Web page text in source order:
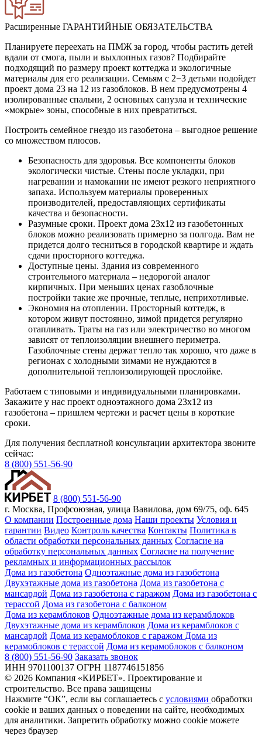
Расширенные ГАРАНТИЙНЫЕ ОБЯЗАТЕЛЬСТВА
Планируете переехать на ПМЖ за город, чтобы растить детей
вдали от смога, пыли и выхлопных газов? Подбирайте
подходящий по размеру проект коттеджа и экологичные
материалы для его реализации. Семьям с 2−3 детьми подойдет
проект дома 23 на 12 из газоблоков. В нем предусмотрены 4
изолированные спальни, 2 основных санузла и технические
«мокрые» зоны, способные в них превратиться.
Построить семейное гнездо из газобетона – выгодное решение
со множеством плюсов.
Безопасность для здоровья. Все компоненты блоков
экологически чистые. Стены после укладки, при
нагревании и намокании не имеют резкого неприятного
запаха. Используем материалы проверенных
производителей, предоставляющих сертификаты
качества и безопасности.
Разумные сроки. Проект дома 23х12 из газобетонных
блоков можно реализовать примерно за полгода. Вам не
придется долго тесниться в городской квартире и ждать
сдачи просторного коттеджа.
Доступные цены. Здания из современного
строительного материала – недорогой аналог
кирпичных. При меньших ценах газоблочные
постройки такие же прочные, теплые, неприхотливые.
Экономия на отоплении. Просторный коттедж, в
котором живут постоянно, зимой придется регулярно
отапливать. Траты на газ или электричество во многом
зависят от теплоизоляции внешнего периметра.
Газоблочные стены держат тепло так хорошо, что даже в
регионах с холодными зимами не нуждаются в
дополнительной теплоизолирующей прослойке.
Работаем с типовыми и индивидуальными планировками.
Закажите у нас проект одноэтажного дома 23х12 из
газобетона – пришлем чертежи и расчет цены в короткие
сроки.
Для получения бесплатной консультации архитектора звоните
сейчас:
8 (800) 551-56-90
8 (800) 551-56-90
г. Москва, Профсоюзная, улица Вавилова, дом 69/75, оф. 645
О компании Построенные дома Наши проекты Условия и
гарантии Видео Контроль качества Контакты Политика в
области обработки персональных данных Согласие на
обработку персональных данных Согласие на получение
рекламных и информационных рассылок
Дома из газобетона Одноэтажные дома из газобетона
Двухэтажные дома из газобетона Дома из газобетона с
мансардой Дома из газобетона с гаражом Дома из газобетона с
терассой Дома из газобетона с балконом
Дома из керамблоков Одноэтажные дома из керамблоков
Двухэтажные дома из керамблоков Дома из керамблоков с
мансардой Дома из керамоблоков с гаражом Дома из
керамоблоков с терассой Дома из керамоблоков с балконом
8 (800) 551-56-90 Заказать звонок
ИНН 9701100137 ОГРН 1187746151856
© 2026 Компания «КИРБЕТ». Проектирование и
строительство. Все права защищены
Нажмите “ОК”, если вы соглашаетесь с условиями обработки
cookie и ваших данных о поведении на сайте, необходимых
для аналитики. Запретить обработку можно cookie можете
через браузер